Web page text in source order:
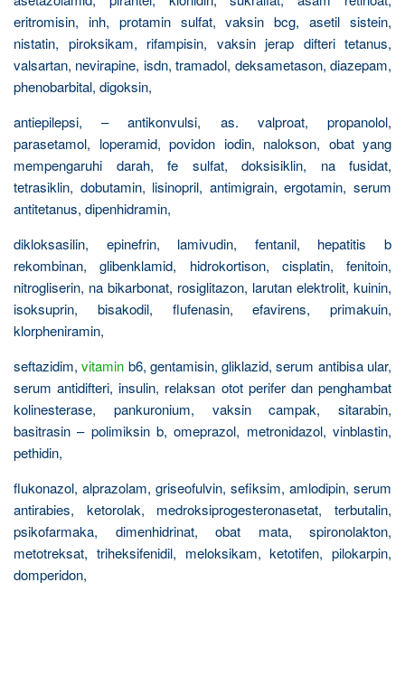
eritromisin, inh, protamin sulfat, vaksin bcg, asetil sistein,
nistatin, piroksikam, rifampisin, vaksin jerap difteri tetanus,
valsartan, nevirapine, isdn, tramadol, deksametason, diazepam,
phenobarbital, digoksin,
antiepilepsi, – antikonvulsi, as. valproat, propanolol,
parasetamol, loperamid, povidon iodin, nalokson, obat yang
mempengaruhi darah, fe sulfat, doksisiklin, na fusidat,
tetrasiklin, dobutamin, lisinopril, antimigrain, ergotamin, serum
antitetanus, dipenhidramin,
dikloksasilin, epinefrin, lamivudin, fentanil, hepatitis b
rekombinan, glibenklamid, hidrokortison, cisplatin, fenitoin,
nitrogliserin, na bikarbonat, rosiglitazon, larutan elektrolit, kuinin,
isoksuprin, bisakodil, flufenasin, efavirens, primakuin,
klorpheniramin,
seftazidim,vitamin b6, gentamisin, gliklazid, serum antibisa ular,
serum antidifteri, insulin, relaksan otot perifer dan penghambat
kolinesterase, pankuronium, vaksin campak, sitarabin,
basitrasin – polimiksin b, omeprazol, metronidazol, vinblastin,
pethidin,
flukonazol, alprazolam, griseofulvin, sefiksim, amlodipin, serum
antirabies, ketorolak, medroksiprogesteronasetat, terbutalin,
psikofarmaka, dimenhidrinat, obat mata, spironolakton,
metotreksat, triheksifenidil, meloksikam, ketotifen, pilokarpin,
domperidon,